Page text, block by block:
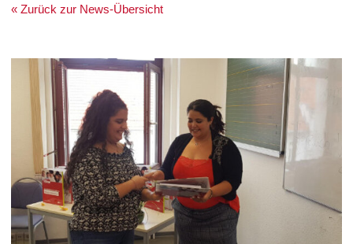
« Zurück zur News-Übersicht